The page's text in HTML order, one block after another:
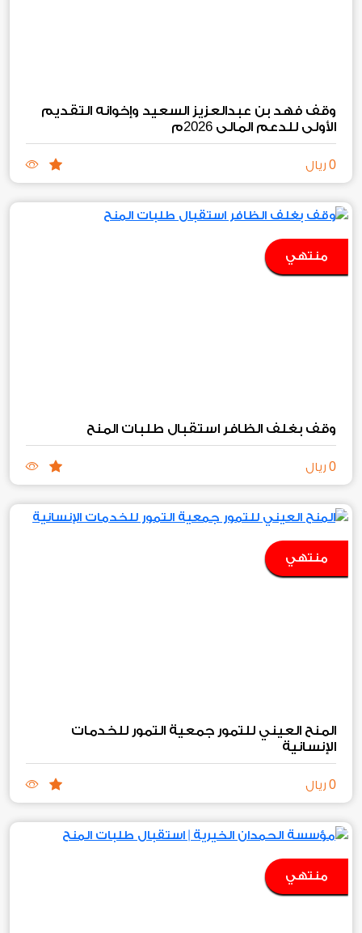
وقف فهد بن عبدالعزيز السعيد وإخوانه التقديم
الأولي للدعم المالي 2026م
0 ريال
منتهي
وقف بغلف الظافر استقبال طلبات المنح
0 ريال
منتهي
المنح العيني للتمور جمعية التمور للخدمات
الإنسانية
0 ريال
منتهي